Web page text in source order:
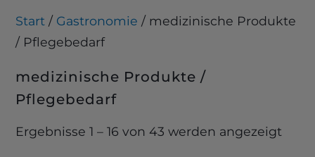
Start / Gastronomie / medizinische Produkte
/ Pflegebedarf
medizinische Produkte /
Pflegebedarf
Ergebnisse 1 – 16 von 43 werden angezeigt